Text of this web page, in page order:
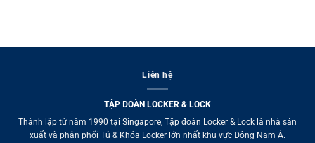
Liên hệ
TẬP ĐOÀN LOCKER & LOCK
Thành lập từ năm 1990 tại Singapore, Tập đoàn Locker & Lock là nhà sản
xuất và phân phối Tủ & Khóa Locker lớn nhất khu vực Đông Nam Á.